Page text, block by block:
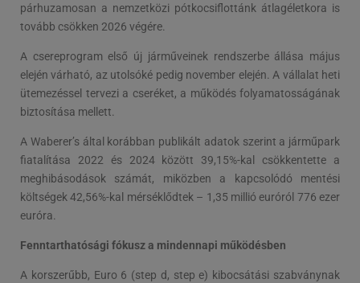
párhuzamosan a nemzetközi pótkocsiflottánk átlagéletkora is
tovább csökken 2026 végére.
A csereprogram első új járműveinek rendszerbe állása május
elején várható, az utolsóké pedig november elején. A vállalat heti
ütemezéssel tervezi a cseréket, a működés folyamatosságának
biztosítása mellett.
A Waberer’s által korábban publikált adatok szerint a járműpark
fiatalítása 2022 és 2024 között 39,15%-kal csökkentette a
meghibásodások számát, miközben a kapcsolódó mentési
költségek 42,56%-kal mérséklődtek – 1,35 millió euróról 776 ezer
euróra.
Fenntarthatósági fókusz a mindennapi működésben
A korszerűbb, Euro 6 (step d, step e) kibocsátási szabványnak